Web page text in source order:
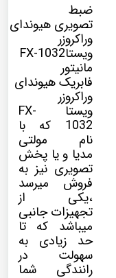
ضبط
تصویری هیوندای
وراکروزر
ویستاFX-1032
مانیتور
فابریک هیوندای
وراکروزر
ویستا FX-
1032 که با
نام مولتی
مدیا و یا پخش
تصویری نیز به
فروش میرسد
،یکی از
تجهیزات جانبی
میباشد که تا
حد زیادی به
سهولت در
رانندگی شما